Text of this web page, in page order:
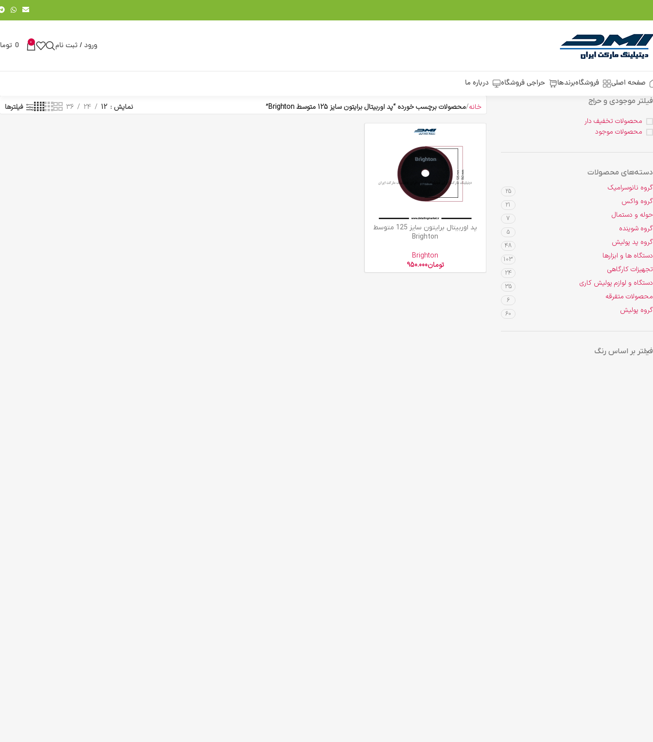
ورود / ثبت نام 0
0
صفحه اصلی فروشگاهبرندها حراجی فروشگاه درباره ما
فیلتر موجودی و حراج
محصولات تخفیف دار
محصولات موجود
دسته‌های محصولات
گروه نانوسرامیک 25
گروه واکس 21
حوله و دستمال 7
گروه شوینده 5
گروه پد پولیش 48
دستگاه ها و ابزارها 103
تجهیزات کارگاهی 24
دستگاه و لوازم پولیش کاری 35
محصولات متفرقه 6
گروه پولیش 60
فیلتر بر اساس رنگ
خانه محصولات برچسب خورده “پد اوربیتال برایتون سایز 125 متوسط Brighton” نمایش 12
24
36 فیلترها
افزودن به سبد خرید
پد اوربیتال برایتون سایز 125 متوسط
Brighton
Brighton
تومان950.000